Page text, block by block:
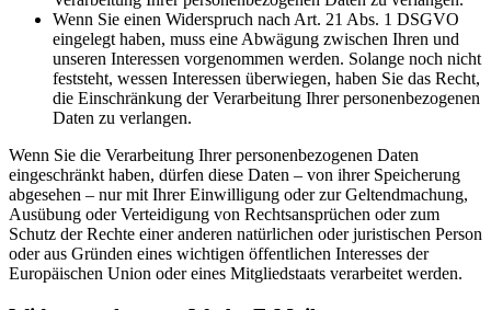
Wenn Sie einen Widerspruch nach Art. 21 Abs. 1 DSGVO
eingelegt haben, muss eine Abwägung zwischen Ihren und
unseren Interessen vorgenommen werden. Solange noch nicht
feststeht, wessen Interessen überwiegen, haben Sie das Recht,
die Einschränkung der Verarbeitung Ihrer personenbezogenen
Daten zu verlangen.
Wenn Sie die Verarbeitung Ihrer personenbezogenen Daten
eingeschränkt haben, dürfen diese Daten – von ihrer Speicherung
abgesehen – nur mit Ihrer Einwilligung oder zur Geltendmachung,
Ausübung oder Verteidigung von Rechtsansprüchen oder zum
Schutz der Rechte einer anderen natürlichen oder juristischen Person
oder aus Gründen eines wichtigen öffentlichen Interesses der
Europäischen Union oder eines Mitgliedstaats verarbeitet werden.